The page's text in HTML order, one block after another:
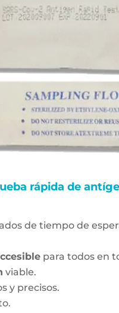
rápida de
de tiempo de
para todos en
viable.
y precisos.